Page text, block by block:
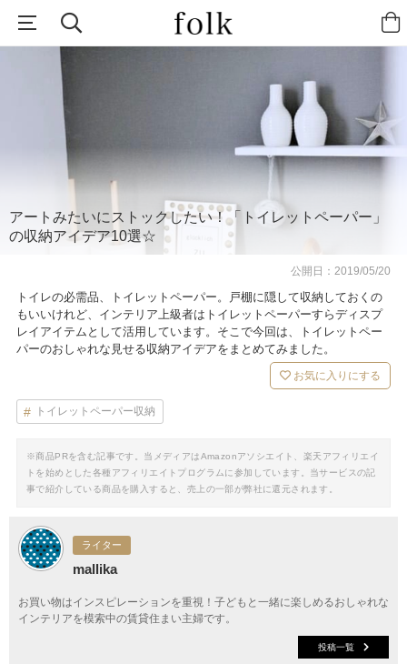
アートみたいにストックしたい！「トイレットペーパー」
の収納アイデア10選☆
公開日：2019/05/20
トイレの必需品、トイレットペーパー。戸棚に隠して収納しておくの
もいいけれど、インテリア上級者はトイレットペーパーすらディスプ
レイアイテムとして活用しています。そこで今回は、トイレットペー
パーのおしゃれな見せる収納アイデアをまとめてみました。
お気に入りにする
トイレットペーパー収納
※商品PRを含む記事です。当メディアはAmazonアソシエイト、楽天アフィリエイ
トを始めとした各種アフィリエイトプログラムに参加しています。当サービスの記
事で紹介している商品を購入すると、売上の一部が弊社に還元されます。
ライター
mallika
お買い物はインスピレーションを重視！子どもと一緒に楽しめるおしゃれな
インテリアを模索中の賃貸住まい主婦です。
投稿一覧